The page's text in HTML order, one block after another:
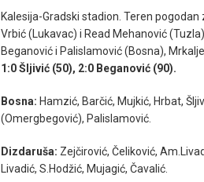
Kalesija-Gradski stadion. Teren
Vrbić (Lukavac) i Read Mehanović
Beganović i Palislamović (Bosna),
1:0 Šljivić (50), 2:0 Beganović (90).
Bosna: Hamzić, Barčić, Mujkić, Hrbat,
(Omergbegović), Palislamović.
Dizdaruša: Zejčirović, Čeliković,
Livadić, S.Hodžić, Mujagić, Čavalić.